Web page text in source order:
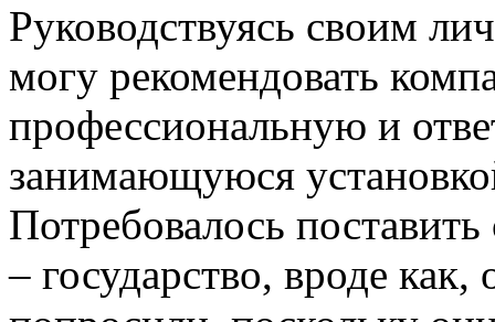
Руководствуясь своим
могу рекомендовать
профессиональную и
занимающуюся
Потребовалось
– государство, вроде